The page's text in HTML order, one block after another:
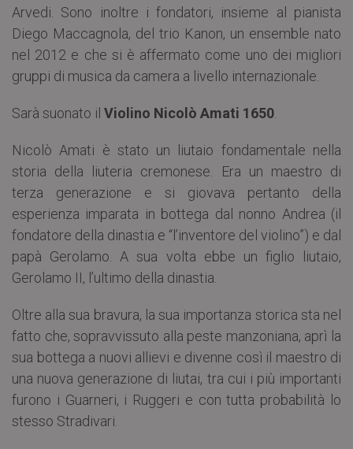
Arvedi. Sono inoltre i fondatori, insieme al pianista
Diego Maccagnola, del trio Kanon, un ensemble nato
nel 2012 e che si è affermato come uno dei migliori
gruppi di musica da camera a livello internazionale.
Sarà suonato il Violino Nicolò Amati 1650
Nicolò Amati è stato un liutaio fondamentale nella
storia della liuteria cremonese. Era un maestro di
terza generazione e si giovava pertanto della
esperienza imparata in bottega dal nonno Andrea (il
fondatore della dinastia e “l’inventore del violino”) e dal
papà Gerolamo. A sua volta ebbe un figlio liutaio,
Gerolamo II, l’ultimo della dinastia.
Oltre alla sua bravura, la sua importanza storica sta nel
fatto che, sopravvissuto alla peste manzoniana, aprì la
sua bottega a nuovi allievi e divenne così il maestro di
una nuova generazione di liutai, tra cui i più importanti
furono i Guarneri, i Ruggeri e con tutta probabilità lo
stesso Stradivari.